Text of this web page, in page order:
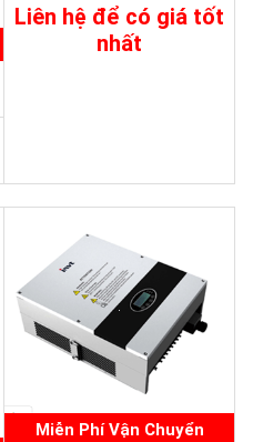
Liên hệ để có giá tốt
nhất
Miễn Phí Vận Chuyển